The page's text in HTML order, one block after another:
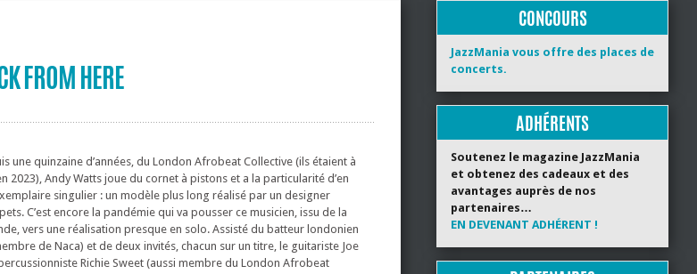
FROM HERE
une quinzaine d’années, du London Afrobeat Collective (ils étaient à
2023), Andy Watts joue du cornet à pistons et a la particularité d’en
singulier : un modèle plus long réalisé par un designer
C’est encore la pandémie qui va pousser ce musicien, issu de la
vers une réalisation presque en solo. Assisté du batteur londonien
de Naca) et de deux invités, chacun sur un titre, le guitariste Joe
Richie Sweet (aussi membre du London Afrobeat
CONCOURS
JazzMania vous offre des places de
concerts.
ADHÉRENTS
Soutenez le magazine JazzMania
et obtenez des cadeaux et des
avantages auprès de nos
partenaires…
EN DEVENANT ADHÉRENT !